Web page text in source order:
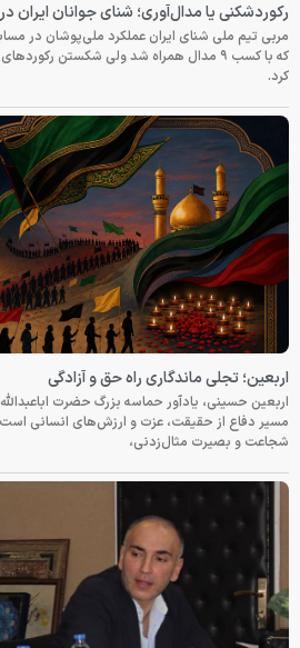
رکوردشکنی یا مدال‌آوری؛ شنای جوانان ایران
مربی تیم ملی شنای ایران عملکرد ملی‌پوشان در
که با کسب ۹ مدال همراه شد ولی شکستن
کرد.
اربعین؛ تجلی ماندگاری راه حق و آزادگی
اربعین حسینی، یادآور حماسه بزرگ حضرت
مسیر دفاع از حقیقت، عزت و ارزش‌های انسانی
شجاعت و بصیرت مثال‌زدنی،